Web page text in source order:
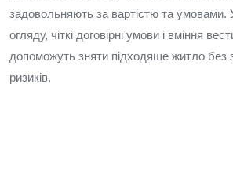
задовольняють за вартістю та умовами.
огляду, чіткі договірні умови і вміння
допоможуть зняти підходяще житло без
ризиків.